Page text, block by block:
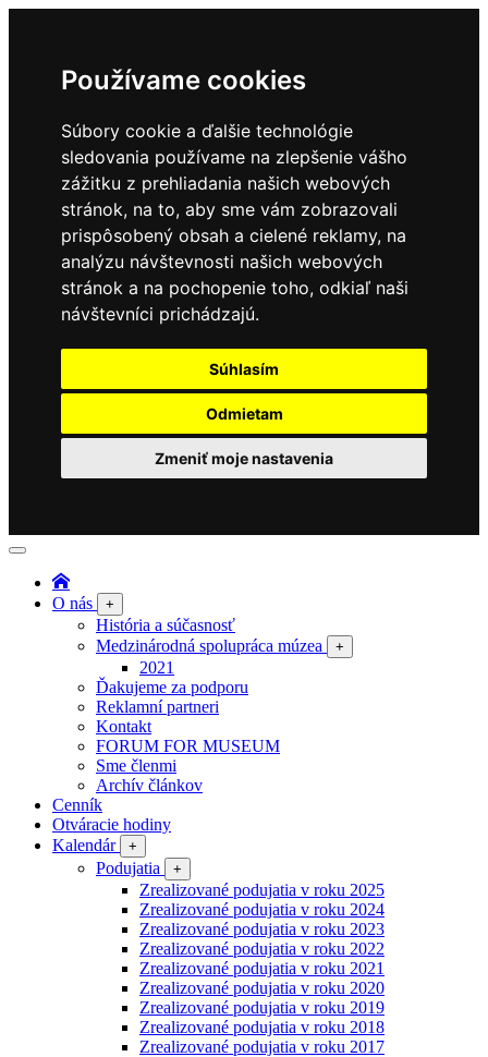
Používame cookies
Súbory cookie a ďalšie technológie
sledovania používame na zlepšenie vášho
zážitku z prehliadania našich webových
stránok, na to, aby sme vám zobrazovali
prispôsobený obsah a cielené reklamy, na
analýzu návštevnosti našich webových
stránok a na pochopenie toho, odkiaľ naši
návštevníci prichádzajú.
Súhlasím
Odmietam
Zmeniť moje nastavenia
O nás +
História a súčasnosť
Medzinárodná spolupráca múzea
+
2021
Ďakujeme za podporu
Reklamní partneri
Kontakt
FORUM FOR MUSEUM
Sme členmi
Archív článkov
Cenník
Otváracie hodiny
Kalendár
+
Podujatia +
Zrealizované podujatia v roku 2025
Zrealizované podujatia v roku 2024
Zrealizované podujatia v roku 2023
Zrealizované podujatia v roku 2022
Zrealizované podujatia v roku 2021
Zrealizované podujatia v roku 2020
Zrealizované podujatia v roku 2019
Zrealizované podujatia v roku 2018
Zrealizované podujatia v roku 2017